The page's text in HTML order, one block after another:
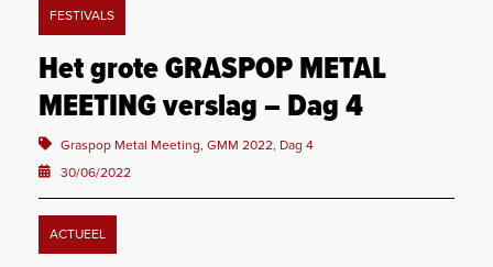
FESTIVALS
Het grote GRASPOP METAL
MEETING verslag – Dag 4
Graspop Metal Meeting, GMM 2022, Dag 4
30/06/2022
ACTUEEL